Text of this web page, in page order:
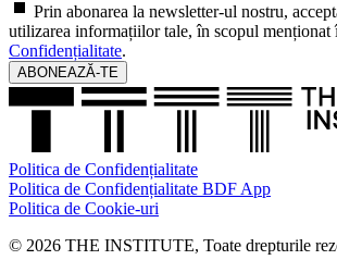
Prin abonarea la newsletter-ul nostru,
utilizarea informațiilor tale, în scopul menționat
Confidențialitate.
ABONEAZĂ-TE
Politica de Confidențialitate
Politica de Confidențialitate BDF App
Politica de Cookie-uri
© 2026 THE INSTITUTE, Toate drepturile